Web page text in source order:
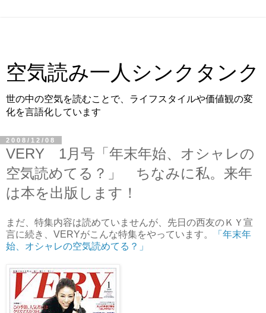
空気読み一人シンクタンク
世の中の空気を読むことで、ライフスタイルや価値観の変
化を言語化しています
2008/12/08
VERY 1月号「年末年始、オシャレの
空気読めてる？」 ちなみに私。来年
は本を出版します！
まだ、特集内容は読めていませんが、先日の西友のＫＹ宣
言に続き、VERYがこんな特集をやっています。
「年末年
始、オシャレの空気読めてる？」